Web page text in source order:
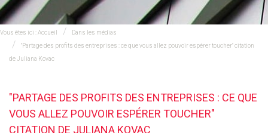
Vous êtes ici :Accueil
Dans les médias
"Partage des profits des entreprises : ce que vous allez pouvoir espérer toucher" citation
de Juliana Kovac
"PARTAGE DES PROFITS DES ENTREPRISES : CE QUE
VOUS ALLEZ POUVOIR ESPÉRER TOUCHER"
CITATION DE JULIANA KOVAC